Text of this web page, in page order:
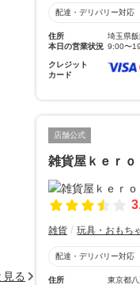
配達・デリバリー対応
住所
埼玉県
本日の営業状況 9:00〜
クレジット
カード
店舗公式
雑貨屋ｋｅｒｏ
雑貨 玩具・おもち
配達・デリバリー対応
住所
東京都
見る